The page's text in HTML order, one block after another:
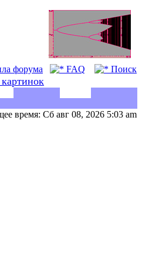
форума FAQ Поиск
время: Сб авг 08, 2026 5:03 am